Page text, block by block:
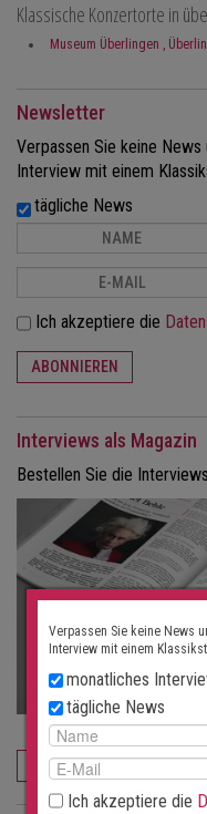
Klassische Konzertorte in
Museum Überlingen ,
Newsletter
Verpassen Sie keine
Interview mit einem
tägliche News
Ich akzeptiere die
ABONNIEREN
Interviews als Magazin
Bestellen Sie die
JETZT BESTELLEN
Verpassen Sie keine News
Interview mit einem
monatliches
tägliche News
Ich akzeptiere die